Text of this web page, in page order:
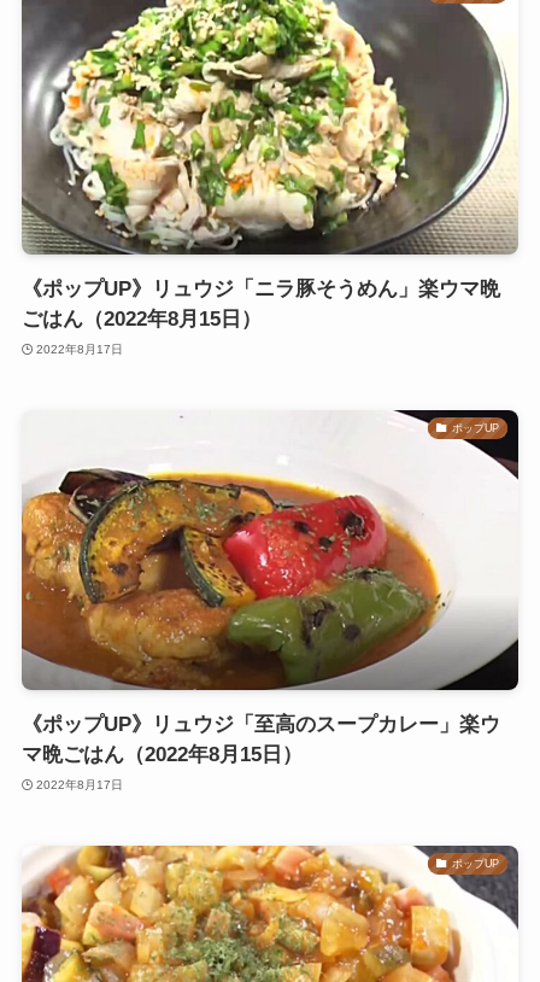
《ポップUP》リュウジ「ニラ豚そうめん」楽ウマ晩
ごはん（2022年8月15日）
2022年8月17日
ポップUP
《ポップUP》リュウジ「至高のスープカレー」楽ウ
マ晩ごはん（2022年8月15日）
2022年8月17日
ポップUP